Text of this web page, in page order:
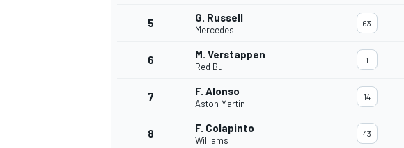
5 G. Russell
Mercedes
63
6 M. Verstappen
Red Bull
1
7 F. Alonso
Aston Martin
14
8 F. Colapinto
Williams
43